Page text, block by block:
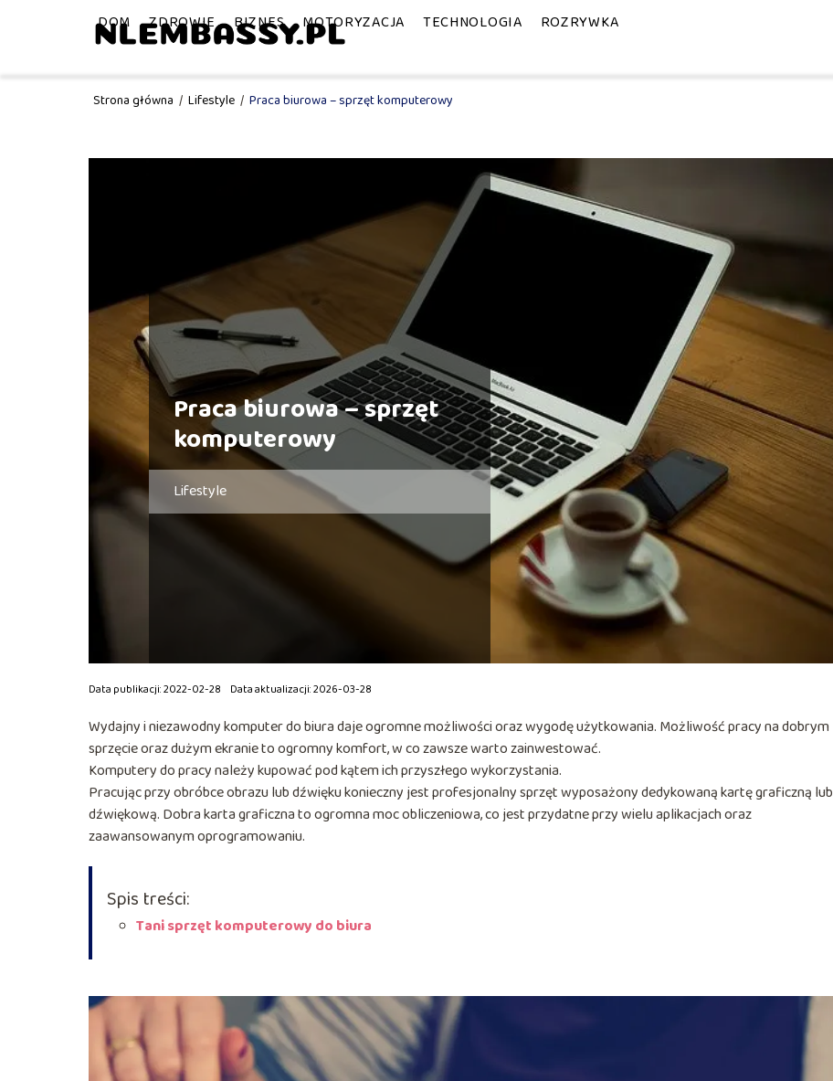
DOM ZDROWIE BIZNES MOTORYZACJA TECHNOLOGIA ROZRYWKA
Strona główna / Lifestyle / Praca biurowa – sprzęt komputerowy
Praca biurowa – sprzęt
komputerowy
Lifestyle
Data publikacji: 2022-02-28 Data aktualizacji: 2026-03-28
Wydajny i niezawodny komputer do biura daje ogromne możliwości oraz wygodę użytkowania. Możliwość pracy na dobrym
sprzęcie oraz dużym ekranie to ogromny komfort, w co zawsze warto zainwestować.
Komputery do pracy należy kupować pod kątem ich przyszłego wykorzystania.
Pracując przy obróbce obrazu lub dźwięku konieczny jest profesjonalny sprzęt wyposażony dedykowaną kartę graficzną lub
dźwiękową. Dobra karta graficzna to ogromna moc obliczeniowa, co jest przydatne przy wielu aplikacjach oraz
zaawansowanym oprogramowaniu.
Spis treści:
Tani sprzęt komputerowy do biura